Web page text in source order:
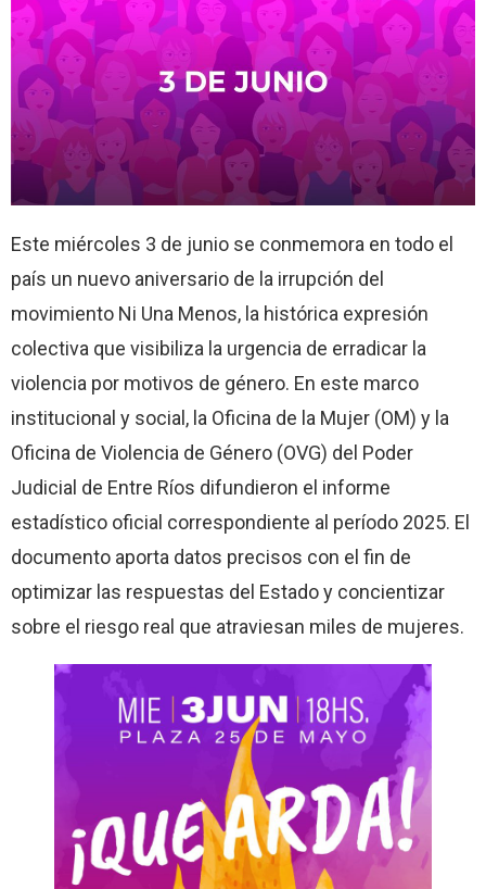
Este miércoles 3 de junio se conmemora en todo el
país un nuevo aniversario de la irrupción del
movimiento Ni Una Menos, la histórica expresión
colectiva que visibiliza la urgencia de erradicar la
violencia por motivos de género. En este marco
institucional y social, la Oficina de la Mujer (OM) y la
Oficina de Violencia de Género (OVG) del Poder
Judicial de Entre Ríos difundieron el informe
estadístico oficial correspondiente al período 2025. El
documento aporta datos precisos con el fin de
optimizar las respuestas del Estado y concientizar
sobre el riesgo real que atraviesan miles de mujeres.